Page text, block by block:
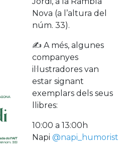
Nova (a l’altura del
núm. 33).
✍️ A més, algunes
companyes
il·lustradores van
estar signant
exemplars dels seus
llibres:
10:00 a 13:00h
Napi @napi_humorist